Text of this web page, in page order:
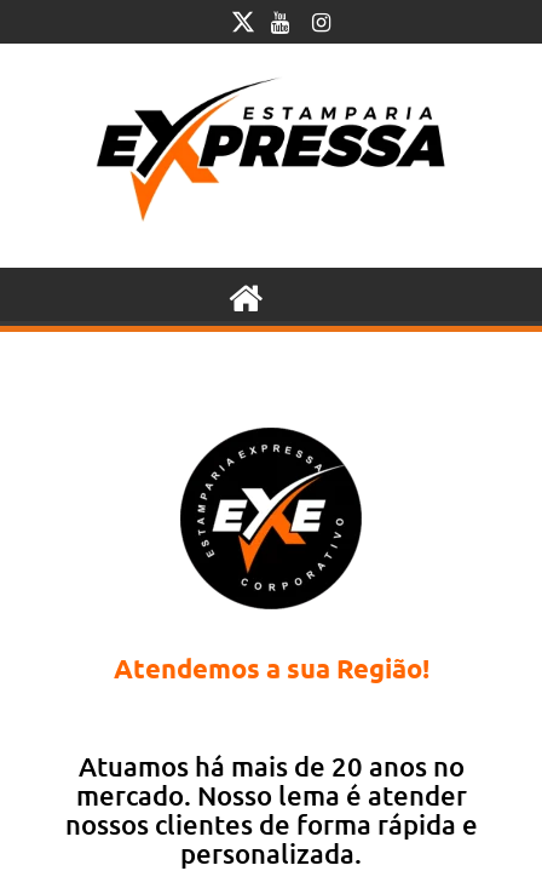
Atendemos a sua Região!
Atuamos há mais de 20 anos no
mercado. Nosso lema é atender
nossos clientes de forma rápida e
personalizada.